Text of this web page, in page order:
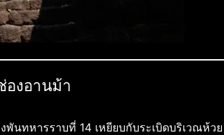
องอานม้า
นทหารราบที่ 14 เหยียบกับระเบิดบริเวณห้วย